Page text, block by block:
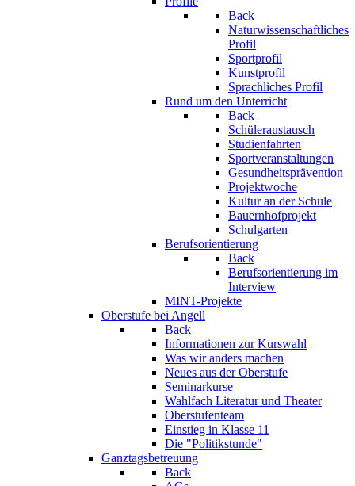
Back
Naturwissenschaftliches
Profil
Sportprofil
Kunstprofil
Sprachliches Profil
Rund um den Unterricht
Back
Schüleraustausch
Studienfahrten
Sportveranstaltungen
Gesundheitsprävention
Projektwoche
Kultur an der Schule
Bauernhofprojekt
Schulgarten
Berufsorientierung
Back
Berufsorientierung im
Interview
MINT-Projekte
Oberstufe bei Angell
Back
Informationen zur Kurswahl
Was wir anders machen
Neues aus der Oberstufe
Seminarkurse
Wahlfach Literatur und Theater
Oberstufenteam
Einstieg in Klasse 11
Die "Politikstunde"
Ganztagsbetreuung
Back